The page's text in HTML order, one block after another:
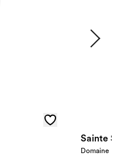
Sainte
Domaine